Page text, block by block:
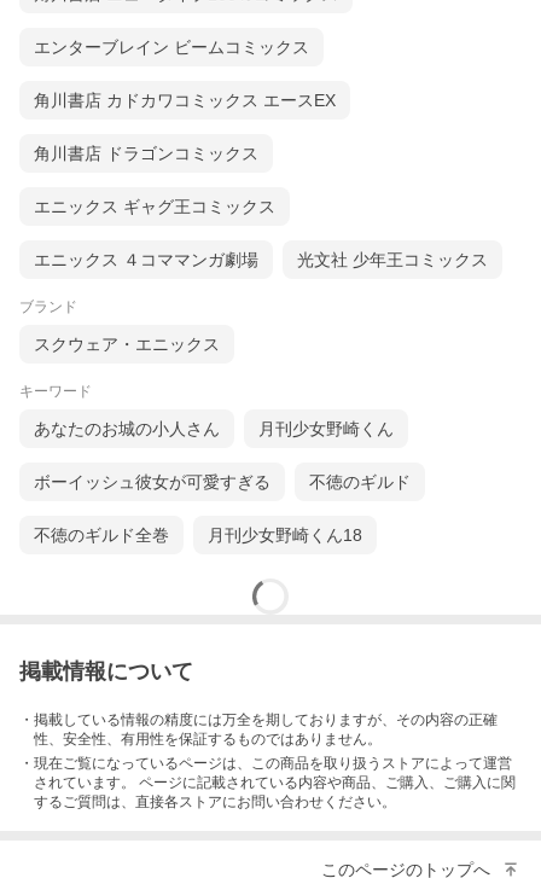
エンターブレイン ビームコミックス
角川書店 カドカワコミックス エースEX
角川書店 ドラゴンコミックス
エニックス ギャグ王コミックス
エニックス ４コママンガ劇場 光文社 少年王コミックス
ブランド
スクウェア・エニックス
キーワード
あなたのお城の小人さん 月刊少女野崎くん
ボーイッシュ彼女が可愛すぎる 不徳のギルド
不徳のギルド全巻 月刊少女野崎くん18
掲載情報について
・掲載している情報の精度には万全を期しておりますが、その内容の正確
性、安全性、有用性を保証するものではありません。
・現在ご覧になっているページは、この商品を取り扱うストアによって運営
されています。 ページに記載されている内容や商品、ご購入 、ご購入に関
するご質問は、直接各ストアにお問い合わせください。
このページのトップへ